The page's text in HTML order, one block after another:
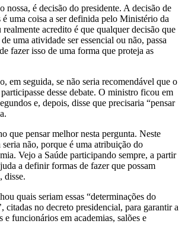
nossa, é decisão do presidente. A decisão de
é uma coisa a ser definida pelo Ministério da
acredito é que qualquer decisão que
uma atividade ser essencial ou não, passa
fazer isso de uma forma que proteja as
em seguida, se não seria recomendável que o
desse debate. O ministro ficou em
e, depois, disse que precisaria “pensar
que pensar melhor nesta pergunta. Neste
seria não, porque é uma atribuição do
Vejo a Saúde participando sempre, a partir
a definir formas de fazer que possam
disse.
quais seriam essas “determinações do
citadas no decreto presidencial, para garantir a
e funcionários em academias, salões e